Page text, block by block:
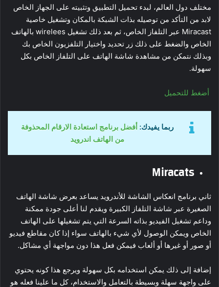
مختلف دول العالم، لبدء تحميل التطبيق وتثبيته على الجهاز الخاص
لابد من التأكد من توصيله بذات الشبكة بالمكان وتشغيل خاصية
Miracast عبر التلفاز الخاص، ثم بعد ذلك تشغيل wirelees بالهاتف
الخاص والضغط على ذلك زر تحديد واختيار التلفزيون الخاص بك
وبذلك نتمكن من مشاهدة شاشة الهاتف على التلفاز الخاص بكل
سهولة.
أضغط للتحميل
ربما يفيدك: أفضل برنامج استعادة الارقام المحذوفة
من الهاتف اندرويد
Miracats
ثاني برنامج انعكاس الشاشة للأندرويد يساعد بعرض شاشة الهاتف
الصغيرة عبر شاشة التلفاز الكبيرة ويقدم لنا أعلى جودة ممكنة
وداعم تشغيل الفيديو بذاته السرعة التي يتم تشغيلها على الهاتف
الخاص ويمكن الوصول لأي شيء بالهاتف سواء إذا كان مقاطع فيديو
أو صور أو غيرها أو ألعاب فيمكن فعل هذا دون مواجهة أي مشاكل.
إضافة إلى ذلك يمكن استخدامه بكل سهولة ويرجع هذا كونه يحتوي
على واجهة سهلة وبسيطة بالتعامل والاستخدام، كل ما علينا فعله هو